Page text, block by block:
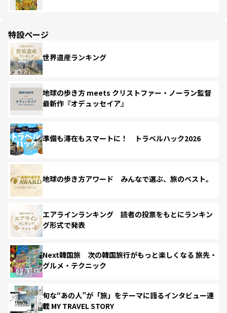
特設ページ
世界遺産ランキング
地球の歩き方 meets クリストファー・ノーラン監督
最新作『オデュッセイア』
準備も滞在もスマートに！ トラベルハック2026
地球の歩き方アワード みんなで選ぶ、旅のベスト。
エアラインランキング 読者の投票をもとにランキン
グ形式で発表
Next韓国旅 次の韓国旅行がもっと楽しくなる 旅先・
グルメ・テクニック
旬な“あの人”が「旅」をテーマに語るインタビュー連
載 MY TRAVEL STORY